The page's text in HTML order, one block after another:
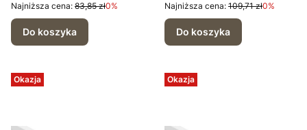
Najniższa cena: 83,85 zł0%
Do koszyka
Najniższa cena: 109,71 zł0%
Do koszyka
Okazja Okazja